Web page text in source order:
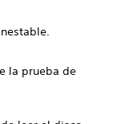
la prueba de